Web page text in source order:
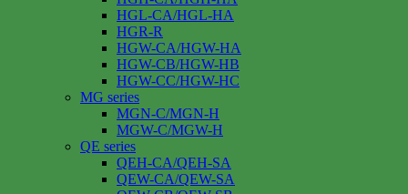
HGL-CA/HGL-HA
HGR-R
HGW-CA/HGW-HA
HGW-CB/HGW-HB
HGW-CC/HGW-HC
MG series
MGN-C/MGN-H
MGW-C/MGW-H
QE series
QEH-CA/QEH-SA
QEW-CA/QEW-SA